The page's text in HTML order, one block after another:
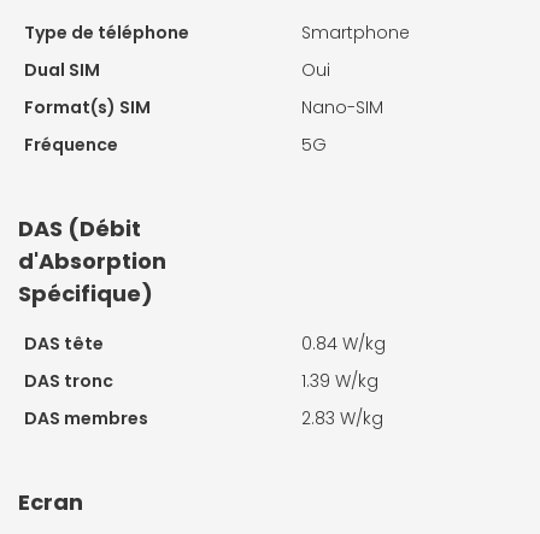
Type de téléphone
Smartphone
Dual SIM
Oui
Format(s) SIM
Nano-SIM
Fréquence
5G
DAS (Débit
d'Absorption
Spécifique)
DAS tête
0.84 W/kg
DAS tronc
1.39 W/kg
DAS membres
2.83 W/kg
Ecran